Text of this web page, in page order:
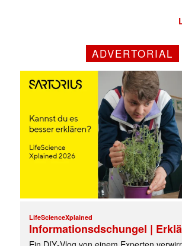
ADVERTORIAL
LifeScienceXplained
Informationsdschungel |